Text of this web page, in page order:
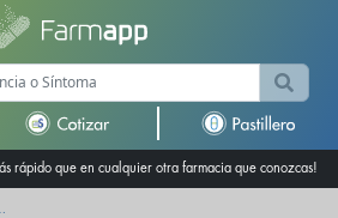
rápido que en cualquier otra farmacia que conozcas!